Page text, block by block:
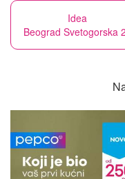
Idea
Beograd Svetogorska